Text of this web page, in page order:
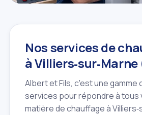
Nos services de
à
Albert et Fils, c'est une gamme
services pour répondre à tous
matière de chauffage à